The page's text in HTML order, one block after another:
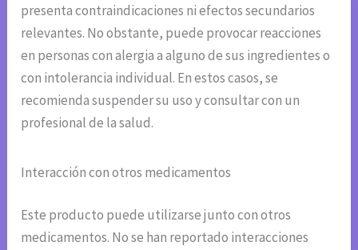
presenta contraindicaciones ni efectos secundarios
relevantes. No obstante, puede provocar reacciones
en personas con alergia a alguno de sus ingredientes o
con intolerancia individual. En estos casos, se
recomienda suspender su uso y consultar con un
profesional de la salud.
Interacción con otros medicamentos
Este producto puede utilizarse junto con otros
medicamentos. No se han reportado interacciones